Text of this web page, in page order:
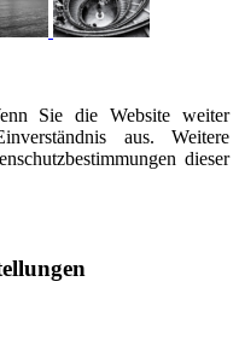
Sie die Website weiter
aus. Weitere
dieser